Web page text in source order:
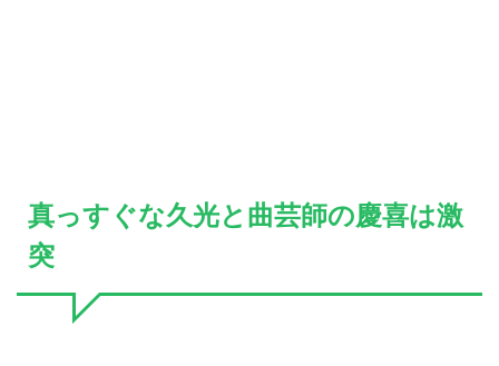
真っすぐな久光と曲芸師の慶喜は激
突